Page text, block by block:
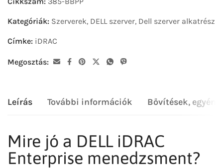
Kategóriák: Szerverek, DELL szerver, Dell szerver alkatrész
Címke: iDRAC
Megosztás:
Leírás További információk Bővítések,
Mire jó a DELL iDRAC
Enterprise menedzsment?